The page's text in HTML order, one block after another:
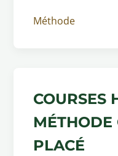
Méthode
COURSES
MÉTHODE
PLACÉ